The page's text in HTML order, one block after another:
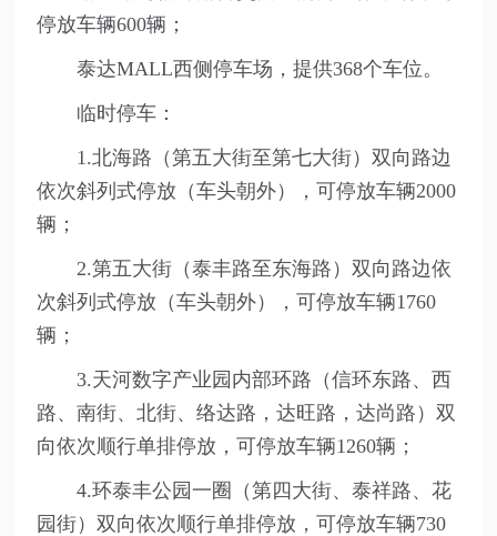
停放车辆600辆；
泰达MALL西侧停车场，提供368个车位。
临时停车：
1.北海路（第五大街至第七大街）双向路边
依次斜列式停放（车头朝外），可停放车辆2000
辆；
2.第五大街（泰丰路至东海路）双向路边依
次斜列式停放（车头朝外），可停放车辆1760
辆；
3.天河数字产业园内部环路（信环东路、西
路、南街、北街、络达路，达旺路，达尚路）双
向依次顺行单排停放，可停放车辆1260辆；
4.环泰丰公园一圈（第四大街、泰祥路、花
园街）双向依次顺行单排停放，可停放车辆730